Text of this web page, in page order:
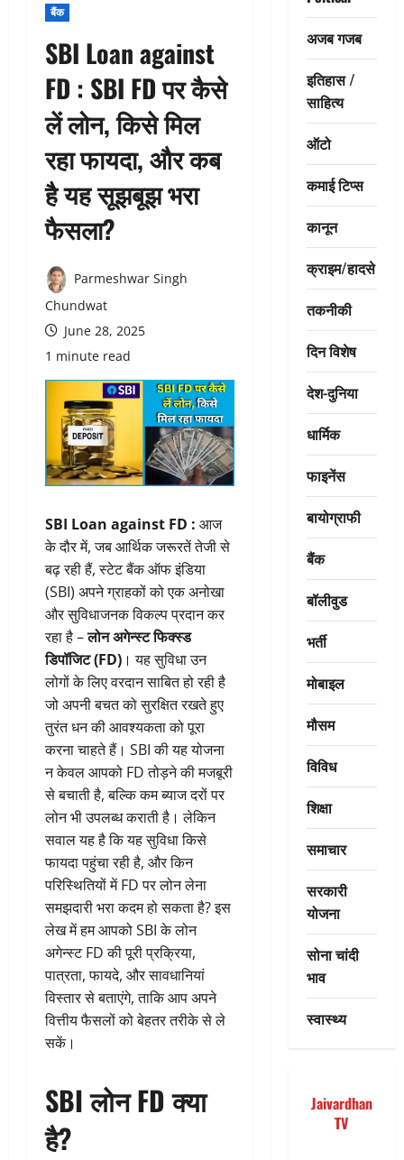
बैंक
SBI Loan against
FD : SBI FD पर कैसे
लें लोन, किसे मिल
रहा फायदा, और कब
है यह सूझबूझ भरा
फैसला?
Parmeshwar Singh
Chundwat
June 28, 2025
1 minute read
SBI Loan against FD : आज
के दौर में, जब आर्थिक जरूरतें तेजी से
बढ़ रही हैं, स्टेट बैंक ऑफ इंडिया
(SBI) अपने ग्राहकों को एक अनोखा
और सुविधाजनक विकल्प प्रदान कर
रहा है –लोन अगेन्स्ट फिक्स्ड
डिपॉजिट (FD) । यह सुविधा उन
लोगों के लिए वरदान साबित हो रही है
जो अपनी बचत को सुरक्षित रखते हुए
तुरंत धन की आवश्यकता को पूरा
करना चाहते हैं। SBI की यह योजना
न केवल आपको FD तोड़ने की मजबूरी
से बचाती है, बल्कि कम ब्याज दरों पर
लोन भी उपलब्ध कराती है। लेकिन
सवाल यह है कि यह सुविधा किसे
फायदा पहुंचा रही है, और किन
परिस्थितियों में FD पर लोन लेना
समझदारी भरा कदम हो सकता है? इस
लेख में हम आपको SBI के लोन
अगेन्स्ट FD की पूरी प्रक्रिया,
पात्रता, फायदे, और सावधानियां
विस्तार से बताएंगे, ताकि आप अपने
वित्तीय फैसलों को बेहतर तरीके से ले
सकें।
SBI लोन FD क्या
है?
अजब गजब
इतिहास /
साहित्य
ऑटो
कमाई टिप्स
कानून
क्राइम/हादसे
तकनीकी
दिन विशेष
देश-दुनिया
धार्मिक
फाइनेंस
बायोग्राफी
बैंक
बॉलीवुड
भर्ती
मोबाइल
मौसम
विविध
शिक्षा
समाचार
सरकारी
योजना
सोना चांदी
भाव
स्वास्थ्य
Jaivardhan
TV